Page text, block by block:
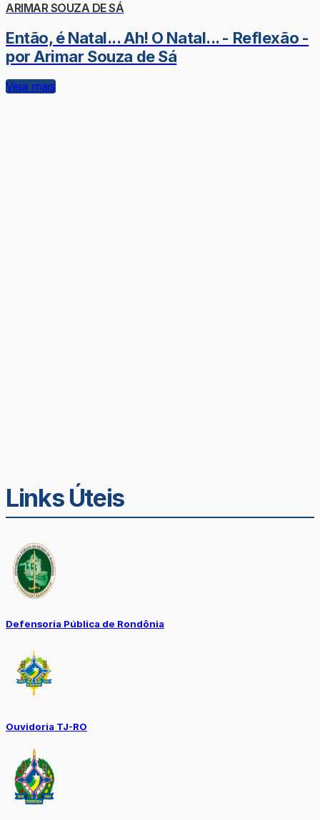
ARIMAR SOUZA DE SÁ
Então, é Natal... Ah! O Natal... - Reflexão -
por Arimar Souza de Sá
Veja mais
Links Úteis
Defensoria Pública de Rondônia
Ouvidoria TJ-RO